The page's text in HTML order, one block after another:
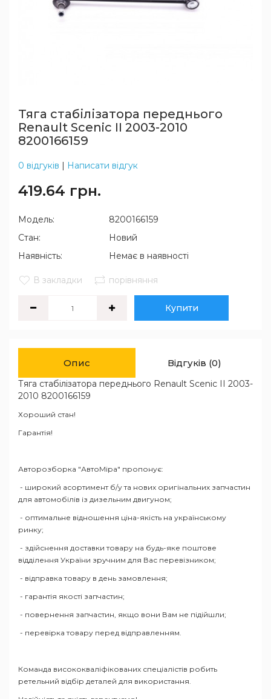
Тяга стабілізатора переднього
Renault Scenic II 2003-2010
8200166159
0 відгуків | Написати відгук
419.64 грн.
Модель:
8200166159
Стан:
Новий
Наявність:
Немає в наявності
В закладки порівняння
Купити
Опис Відгуків (0)
Тяга стабілізатора переднього Renault Scenic II 2003-
2010 8200166159
Хороший стан!
Гарантія!
Авторозборка "АвтоМіра" пропонує:
- широкий асортимент б/у та нових оригінальних запчастин
для автомобілів із дизельним двигуном;
- оптимальне відношення ціна-якість на українському
ринку;
- здійснення доставки товару на будь-яке поштове
відділення України зручним для Вас перевізником;
- відправка товару в день замовлення;
- гарантія якості запчастин;
- повернення запчастин, якщо вони Вам не підійшли;
- перевірка товару перед відправленням.
Команда висококваліфікованих спеціалістів робить
ретельний відбір деталей для використання.